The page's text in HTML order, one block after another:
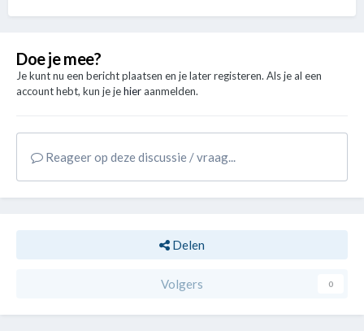
Doe je mee?
Je kunt nu een bericht plaatsen en je later registeren. Als je al een
account hebt, kun je jehieraanmelden.
Reageer op deze discussie / vraag...
Delen
Volgers 0